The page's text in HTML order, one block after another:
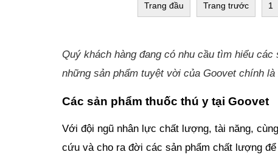
Trang đầu Trang trước 1
Quý khách hàng đang có nhu cầu tìm hiểu các
những sản phẩm tuyệt vời của Goovet chính
Các sản phẩm thuốc thú y tại Goovet
Với đội ngũ nhân lực chất lượng, tài năng,
cứu và cho ra đời các sản phẩm chất lượng